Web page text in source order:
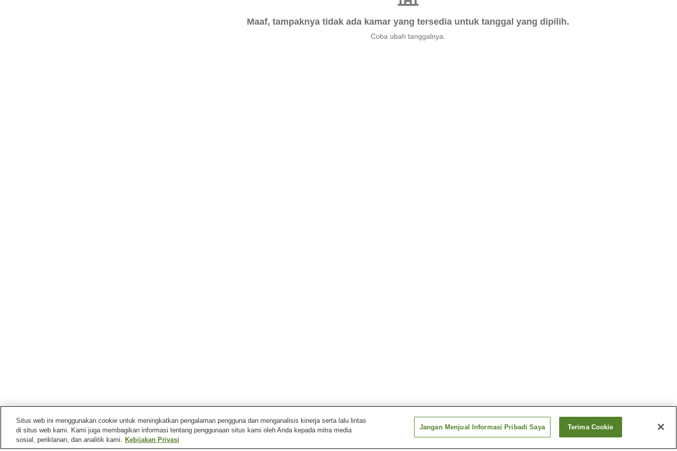
Maaf, tampaknya tidak ada kamar yang tersedia untuk tanggal yang dipilih.
Coba ubah tanggalnya.
Kota Midori
Situs web ini menggunakan cookie untuk meningkatkan pengalaman pengguna dan menganalisis kinerja serta lalu lintas
di situs web kami. Kami juga membagikan informasi tentang penggunaan situs kami oleh Anda kepada mitra media
sosial, periklanan, dan analitik kami. Kebijakan Privasi
Jangan Menjual Informasi Pribadi Saya Terima Cookie